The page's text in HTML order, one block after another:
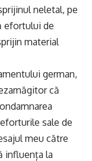
neletal, pe
efortului de
material
german,
că
sale de
meu către
influența la